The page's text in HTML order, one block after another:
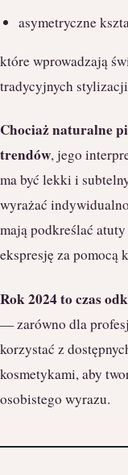
asymetryczne
które wprowadzają
tradycyjnych
Chociaż naturalne
trendów, jego
ma być lekki i
wyrażać
mają podkreślać
ekspresję za pomocą
Rok 2024 to czas
— zarówno dla
korzystać z
kosmetykami, aby
osobistego wyrazu.